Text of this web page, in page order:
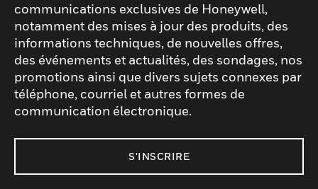
communications exclusives de Honeywell,
notamment des mises à jour des produits, des
informations techniques, de nouvelles offres,
des événements et actualités, des sondages, nos
promotions ainsi que divers sujets connexes par
téléphone, courriel et autres formes de
communication électronique.
S'INSCRIRE